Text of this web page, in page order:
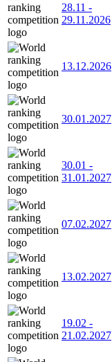
28.11 -
29.11.2026
13.12.2026
30.01.2027
30.01 -
31.01.2027
07.02.2027
13.02.2027
19.02 -
21.02.2027